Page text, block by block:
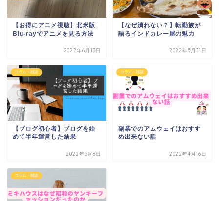
【お得にアニメ視聴】北米版
Blu-rayでアニメを見る方法
2022年6月13日
【なぜ潰れない？】転勤族が
語るインドカレー屋の魅力
2022年5月31日
コラム・雑談
【ブログ初心者】ブログを始
めて半年運営した結果
2022年5月8日
コラム・雑談
副業でのアムウェイはおすす
め出来ない話
2022年4月16日
コラム・雑談